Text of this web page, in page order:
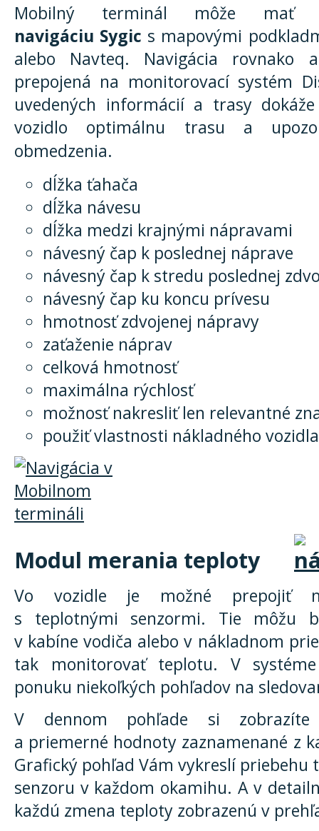
Mobilný terminál môže
navigáciu Sygic s mapovými
alebo Navteq. Navigácia rovnako
prepojená na monitorovací systém
uvedených informácií a trasy
vozidlo optimálnu trasu a
obmedzenia.
dĺžka ťahača
dĺžka návesu
dĺžka medzi krajnými nápravami
návesný čap k poslednej náprave
návesný čap k stredu poslednej
návesný čap ku koncu prívesu
hmotnosť zdvojenej nápravy
zaťaženie náprav
celková hmotnosť
maximálna rýchlosť
možnosť nakresliť len relevantné
použiť vlastnosti nákladného vozidla
Modul merania teploty
Vo vozidle je možné prepojiť
s teplotnými senzormi. Tie môžu
v kabíne vodiča alebo v nákladnom
tak monitorovať teplotu. V
ponuku niekoľkých pohľadov na
V dennom pohľade si zobrazíte
a priemerné hodnoty zaznamenané z
Grafický pohľad Vám vykreslí priebehu
senzoru v každom okamihu. A v
každú zmena teploty zobrazenú v